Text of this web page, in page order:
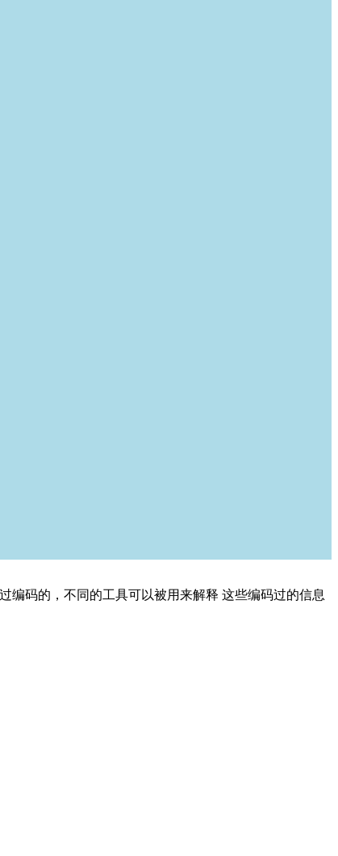
编码的，不同的工具可以被用来解释 这些编码过的信息